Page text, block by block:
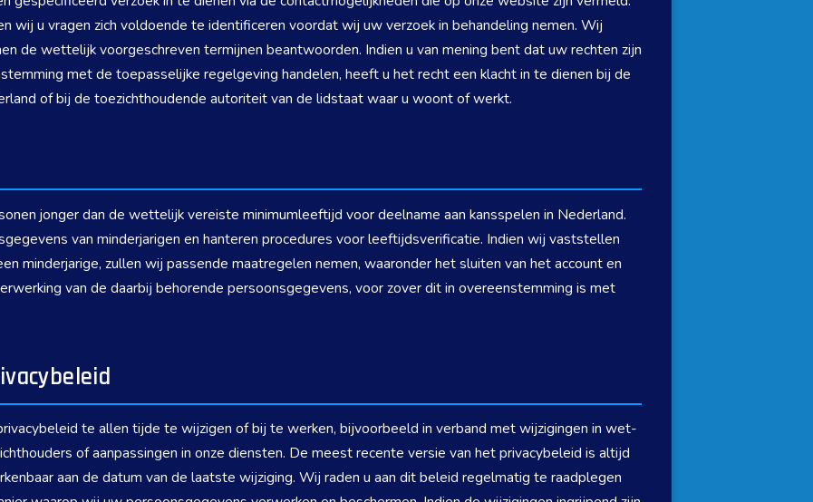
wij u vragen zich voldoende te identificeren voordat wij uw verzoek in behandeling nemen. Wij
de wettelijk voorgeschreven termijnen beantwoorden. Indien u van mening bent dat uw rechten zijn
met de toepasselijke regelgeving handelen, heeft u het recht een klacht in te dienen bij de
of bij de toezichthoudende autoriteit van de lidstaat waar u woont of werkt.
jonger dan de wettelijk vereiste minimumleeftijd voor deelname aan kansspelen in Nederland.
van minderjarigen en hanteren procedures voor leeftijdsverificatie. Indien wij vaststellen
minderjarige, zullen wij passende maatregelen nemen, waaronder het sluiten van het account en
van de daarbij behorende persoonsgegevens, voor zover dit in overeenstemming is met
te allen tijde te wijzigen of bij te werken, bijvoorbeeld in verband met wijzigingen in wet-
of aanpassingen in onze diensten. De meest recente versie van het privacybeleid is altijd
aan de datum van de laatste wijziging. Wij raden u aan dit beleid regelmatig te raadplegen